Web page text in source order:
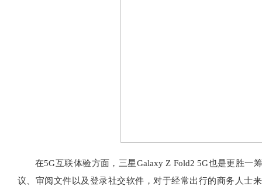
在5G互联体验方面，三星Galaxy Z Fold2 5G也是更胜
议、审阅文件以及登录社交软件，对于经常出行的商务人士